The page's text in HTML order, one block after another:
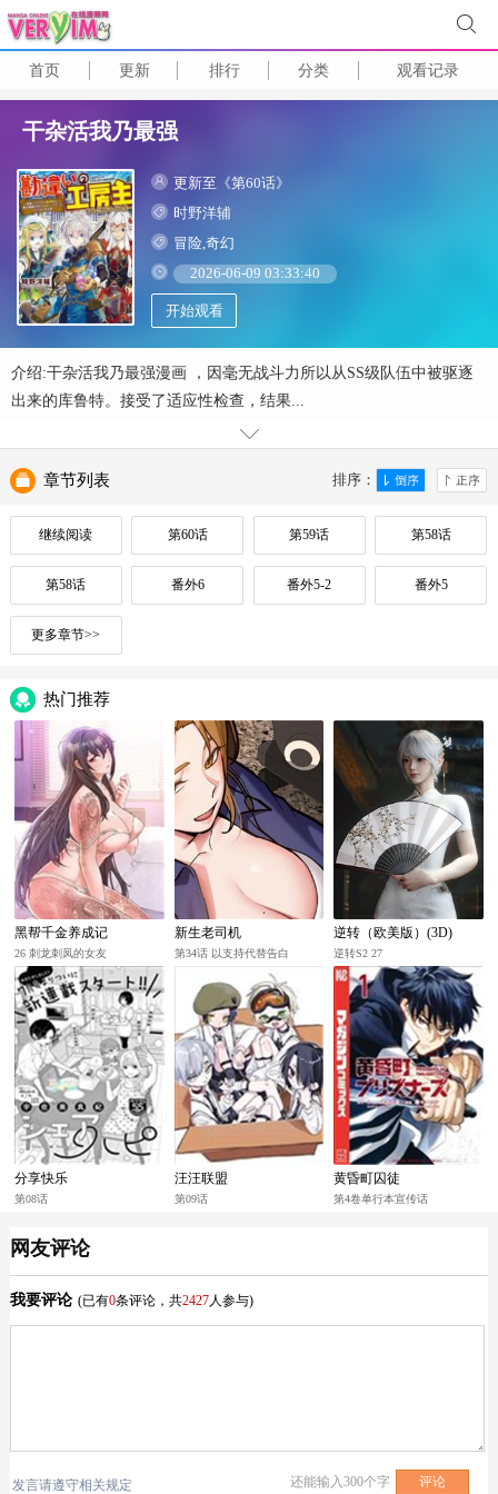
首页 更新 排行 分类 观看记录
干杂活我乃最强
更新至《第60话》
时野洋辅
冒险,奇幻
2026-06-09 03:33:40
开始观看
介绍:干杂活我乃最强漫画 ，因毫无战斗力所以从SS级队伍中被驱逐
出来的库鲁特。接受了适应性检查，结果...
排序：
章节列表
继续阅读 第60话 第59话 第58话
第58话 番外6 番外5-2 番外5
更多章节>>
热门推荐
黑帮千金养成记
26 刺龙刺凤的女友
新生老司机
第34话 以支持代替告白
逆转（欧美版）(3D)
逆转S2 27
分享快乐
第08话
汪汪联盟
第09话
黄昏町囚徒
第4卷单行本宣传话
网友评论
我要评论 (已有0条评论，共2427人参与)
发言请遵守相关规定 还能输入300个字